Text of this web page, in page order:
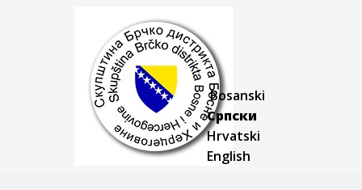
Bosanski
Српски
Hrvatski
English